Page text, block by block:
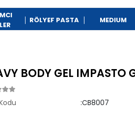
RÖLYEF PASTA MEDIUM
BODY GEL
:CB8007